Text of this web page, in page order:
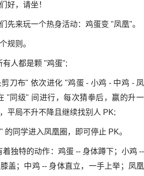
好，请坐！
先来玩一个热身活动：鸡蛋变 "凤凰"。
规则。
有人都是颗 "鸡蛋";
刀布" 依次进化 "鸡蛋 - 小鸡 - 中鸡 - 凤
"同级" 间进行，每次猜拳后，赢的升一
平局不升不降且继续找别人 PK;
的同学进入凤凰圈，即可停止 PK。
着独特的动作：鸡蛋 -- 身体蹲下；小鸡 --
盖；中鸡 -- 身体直立，一手上举；凤凰